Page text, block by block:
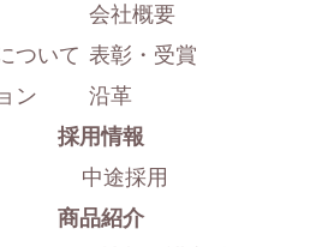
ついて
ン
会社概要
表彰・受賞
沿革
採用情報
中途採用
商品紹介